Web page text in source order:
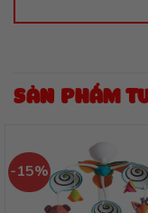
SẢN PHẨM
-15%